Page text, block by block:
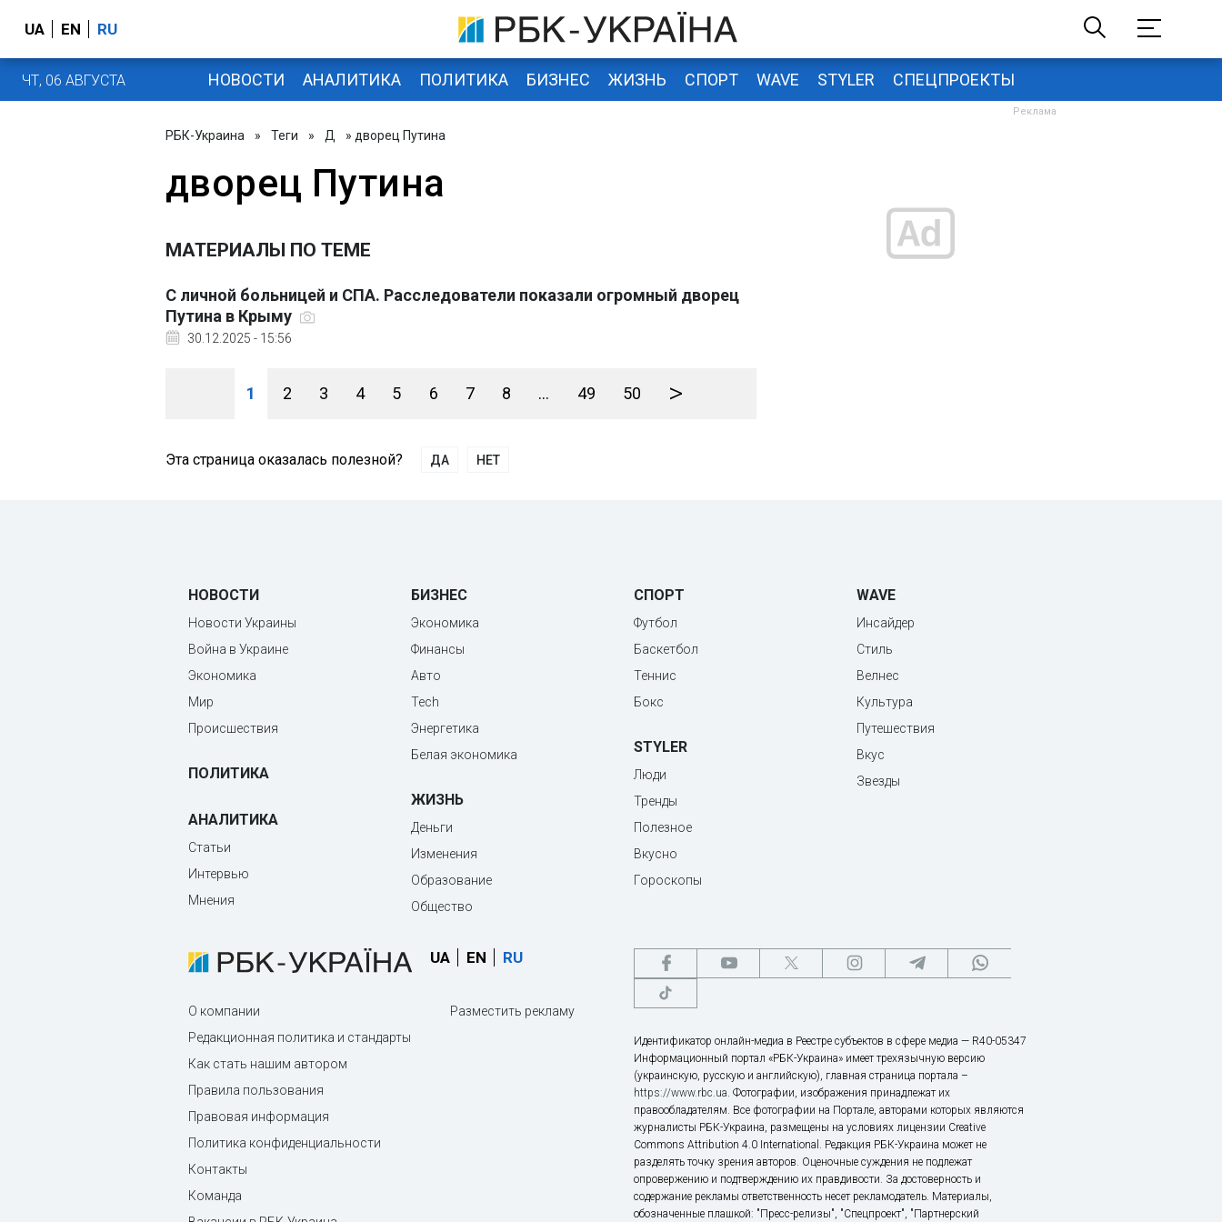
UA EN RU
ЧТ, 06 АВГУСТА НОВОСТИ АНАЛИТИКА ПОЛИТИКА БИЗНЕС ЖИЗНЬ СПОРТ WAVE STYLER СПЕЦПРОЕКТЫ
РБК-Украина » Теги » Д » дворец Путина
дворец Путина
МАТЕРИАЛЫ ПО ТЕМЕ
С личной больницей и СПА. Расследователи показали огромный дворец
Путина в Крыму
30.12.2025 - 15:56
1 2 3 4 5 6 7 8 ... 49 50 >
Эта страница оказалась полезной? ДА НЕТ
НОВОСТИ
Новости Украины
Война в Украине
Экономика
Мир
Происшествия
ПОЛИТИКА
АНАЛИТИКА
Статьи
Интервью
Мнения
БИЗНЕС
Экономика
Финансы
Авто
Tech
Энергетика
Белая экономика
ЖИЗНЬ
Деньги
Изменения
Образование
Общество
СПОРТ
Футбол
Баскетбол
Теннис
Бокс
STYLER
Люди
Тренды
Полезное
Вкусно
Гороскопы
WAVE
Инсайдер
Стиль
Велнес
Культура
Путешествия
Вкус
Звезды
UA EN RU
О компании
Редакционная политика и стандарты
Как стать нашим автором
Правила пользования
Правовая информация
Политика конфиденциальности
Контакты
Команда
Разместить рекламу
Идентификатор онлайн-медиа в Реестре субъектов в сфере медиа — R40-05347
Информационный портал «РБК-Украина» имеет трехязычную версию
(украинскую, русскую и английскую), главная страница портала –
https://www.rbc.ua. Фотографии, изображения принадлежат их
правообладателям. Все фотографии на Портале, авторами которых являются
журналисты РБК-Украина, размещены на условиях лицензии Creative
Commons Attribution 4.0 International. Редакция РБК-Украина может не
разделять точку зрения авторов. Оценочные суждения не подлежат
опровержению и подтверждению их правдивости. За достоверность и
содержание рекламы ответственность несет рекламодатель. Материалы,
обозначенные плашкой: "Пресс-релизы", "Спецпроект", "Партнерский